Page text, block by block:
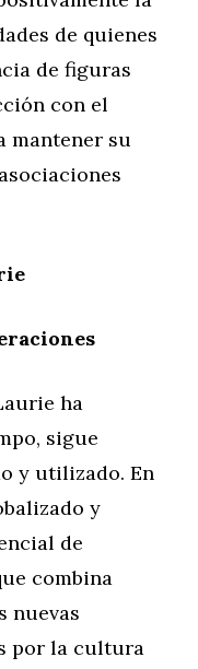
de quienes
de figuras
con el
mantener su
ha
sigue
y utilizado. En
y
de
combina
nuevas
por la cultura